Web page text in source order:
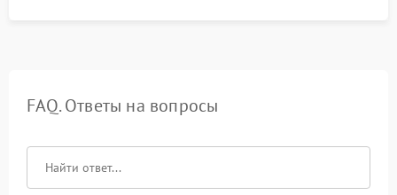
FAQ. Ответы на вопросы